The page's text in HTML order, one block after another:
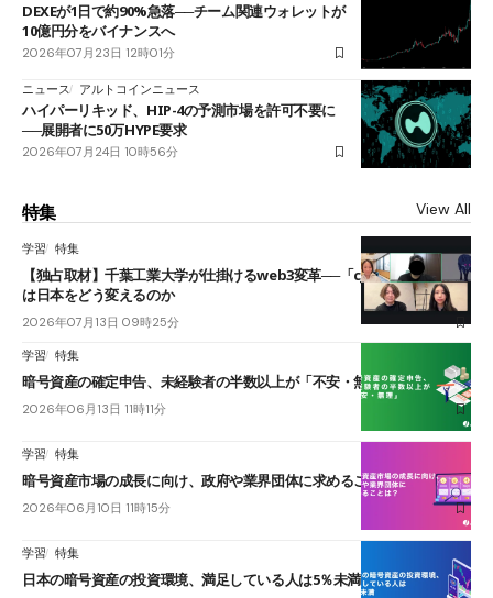
DEXEが1日で約90%急落──チーム関連ウォレットが
10億円分をバイナンスへ
2026年07月23日 12時01分
ニュース アルトコインニュース
ハイパーリキッド、HIP-4の予測市場を許可不要に
──展開者に50万HYPE要求
2026年07月24日 10時56分
特集 View All
学習 特集
【独占取材】千葉工業大学が仕掛けるweb3変革──「cJPY」とAIの融合
は日本をどう変えるのか
2026年07月13日 09時25分
学習 特集
暗号資産の確定申告、未経験者の半数以上が「不安・無理」
2026年06月13日 11時11分
学習 特集
暗号資産市場の成長に向け、政府や業界団体に求めることは？
2026年06月10日 11時15分
学習 特集
日本の暗号資産の投資環境、満足している人は5％未満